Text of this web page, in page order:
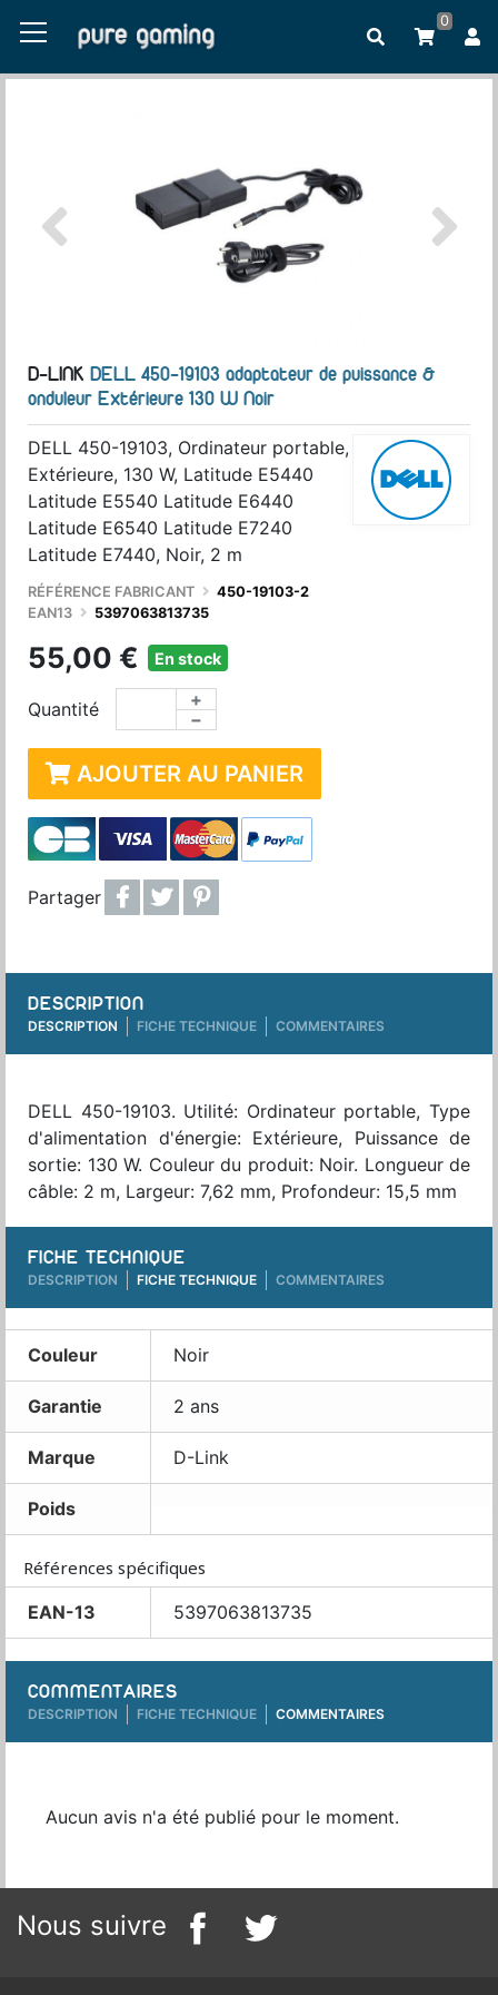
0
D-LINK DELL 450-19103 adaptateur de puissance &
onduleur Extérieure 130 W Noir
DELL 450-19103, Ordinateur portable,
Extérieure, 130 W, Latitude E5440
Latitude E5540 Latitude E6440
Latitude E6540 Latitude E7240
Latitude E7440, Noir, 2 m
RÉFÉRENCE FABRICANT
450-19103-2
EAN13
5397063813735
55,00 € En stock
Quantité −
+
AJOUTER AU PANIER
Partager
DESCRIPTION
DESCRIPTION FICHE TECHNIQUE COMMENTAIRES
DELL 450-19103. Utilité: Ordinateur portable, Type
d'alimentation d'énergie: Extérieure, Puissance de
sortie: 130 W. Couleur du produit: Noir. Longueur de
câble: 2 m, Largeur: 7,62 mm, Profondeur: 15,5 mm
FICHE TECHNIQUE
DESCRIPTION FICHE TECHNIQUE COMMENTAIRES
Couleur Noir
Garantie 2 ans
Marque D-Link
Poids
Références spécifiques
EAN-13
5397063813735
COMMENTAIRES
DESCRIPTION FICHE TECHNIQUE COMMENTAIRES
Aucun avis n'a été publié pour le moment.
Nous suivre